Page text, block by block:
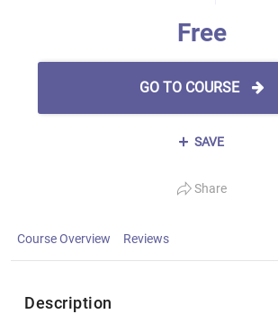
Free
GO TO COURSE
SAVE
Share
Course Overview Reviews
Description